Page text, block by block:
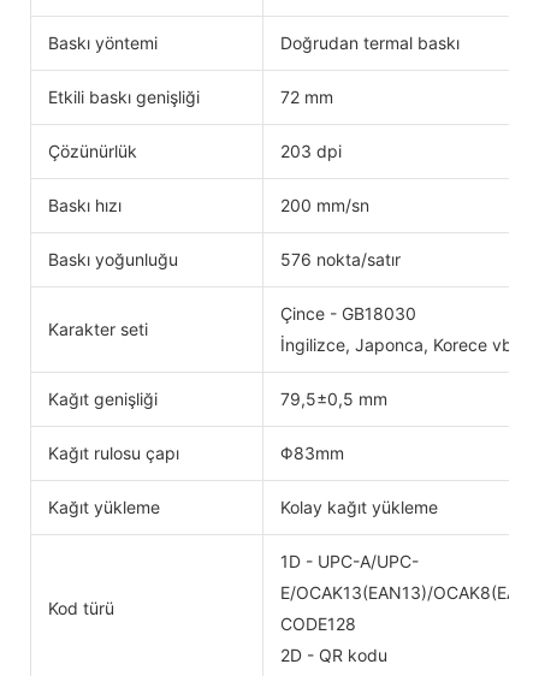
Baskı yöntemi Doğrudan termal baskı
Etkili baskı genişliği 72 mm
Çözünürlük 203 dpi
Baskı hızı 200 mm/sn
Baskı yoğunluğu 576 nokta/satır
Karakter seti
Çince - GB18030
İngilizce, Japonca, Korece vb.
Kağıt genişliği 79,5±0,5 mm
Kağıt rulosu çapı Φ83mm
Kağıt yükleme Kolay kağıt yükleme
Kod türü
1D - UPC-A/UPC-
E/OCAK13(EAN13)/
CODE128
2D - QR kodu